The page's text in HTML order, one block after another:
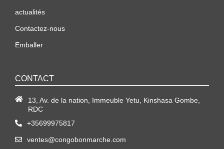
actualités
Contactez-nous
Emballer
CONTACT
13, Av. de la nation, Immeuble Yetu, Kinshasa Gombe,
RDC
+35699975817
ventes@congobonmarche.com